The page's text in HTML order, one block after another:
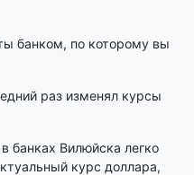
банком, по которому вы
раз изменял курсы
банках Вилюйска легко
курс доллара,